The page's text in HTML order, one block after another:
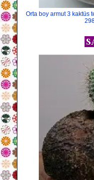
Orta boy armut 3 kaktüs